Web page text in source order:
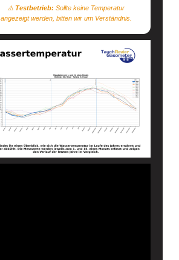
⚠️ Testbetrieb: Sollte keine Temperatur
angezeigt werden, bitten wir um Verständnis.